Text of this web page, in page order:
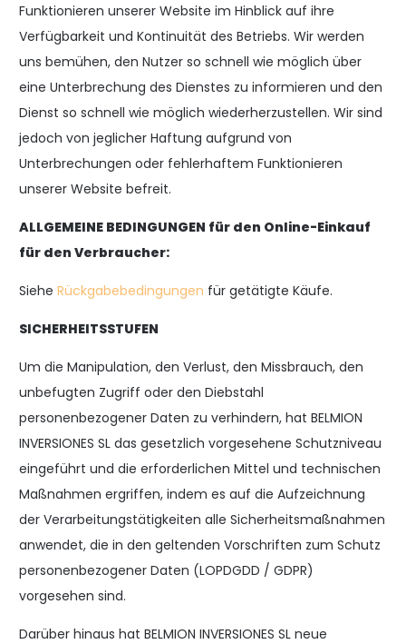
Funktionieren unserer Website im Hinblick auf ihre
Verfügbarkeit und Kontinuität des Betriebs. Wir werden
uns bemühen, den Nutzer so schnell wie möglich über
eine Unterbrechung des Dienstes zu informieren und den
Dienst so schnell wie möglich wiederherzustellen. Wir sind
jedoch von jeglicher Haftung aufgrund von
Unterbrechungen oder fehlerhaftem Funktionieren
unserer Website befreit.
ALLGEMEINE BEDINGUNGEN für den Online-Einkauf
für den Verbraucher:
Siehe Rückgabebedingungen für getätigte Käufe.
SICHERHEITSSTUFEN
Um die Manipulation, den Verlust, den Missbrauch, den
unbefugten Zugriff oder den Diebstahl
personenbezogener Daten zu verhindern, hat BELMION
INVERSIONES SL das gesetzlich vorgesehene Schutzniveau
eingeführt und die erforderlichen Mittel und technischen
Maßnahmen ergriffen, indem es auf die Aufzeichnung
der Verarbeitungstätigkeiten alle Sicherheitsmaßnahmen
anwendet, die in den geltenden Vorschriften zum Schutz
personenbezogener Daten (LOPDGDD / GDPR)
vorgesehen sind.
Darüber hinaus hat BELMION INVERSIONES SL neue